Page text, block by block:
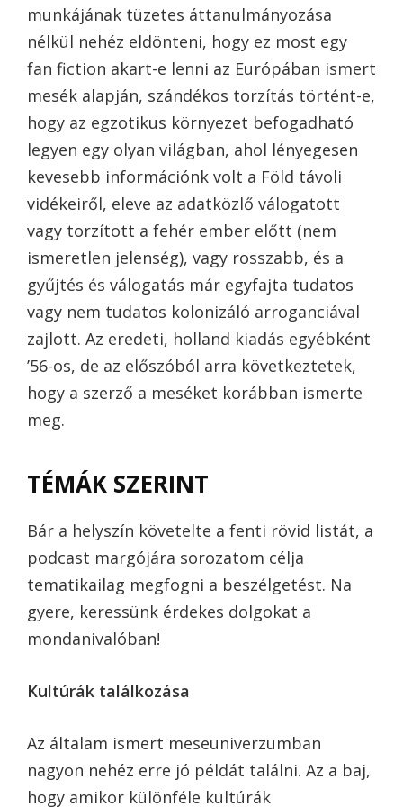
munkájának tüzetes áttanulmányozása
nélkül nehéz eldönteni, hogy ez most egy
fan fiction akart-e lenni az Európában ismert
mesék alapján, szándékos torzítás történt-e,
hogy az egzotikus környezet befogadható
legyen egy olyan világban, ahol lényegesen
kevesebb információnk volt a Föld távoli
vidékeiről, eleve az adatközlő válogatott
vagy torzított a fehér ember előtt (nem
ismeretlen jelenség), vagy rosszabb, és a
gyűjtés és válogatás már egyfajta tudatos
vagy nem tudatos kolonizáló arroganciával
zajlott. Az eredeti, holland kiadás egyébként
’56-os, de az előszóból arra következtetek,
hogy a szerző a meséket korábban ismerte
meg.
TÉMÁK SZERINT
Bár a helyszín követelte a fenti rövid listát, a
podcast margójára sorozatom célja
tematikailag megfogni a beszélgetést. Na
gyere, keressünk érdekes dolgokat a
mondanivalóban!
Kultúrák találkozása
Az általam ismert meseuniverzumban
nagyon nehéz erre jó példát találni. Az a baj,
hogy amikor különféle kultúrák